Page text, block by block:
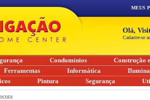
MEUS
Olá,
Cadastre-se
Condomínios
Construção
Ferramentas Informática
Pintura Segurança